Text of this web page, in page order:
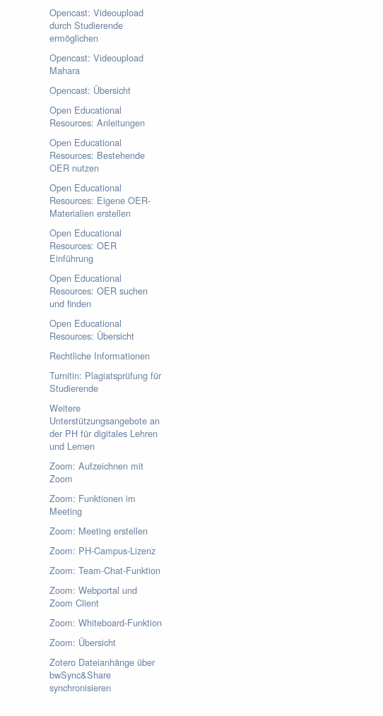
Opencast: Videoupload
durch Studierende
ermöglichen
Opencast: Videoupload
Mahara
Opencast: Übersicht
Open Educational
Resources: Anleitungen
Open Educational
Resources: Bestehende
OER nutzen
Open Educational
Resources: Eigene OER-
Materialien erstellen
Open Educational
Resources: OER
Einführung
Open Educational
Resources: OER suchen
und finden
Open Educational
Resources: Übersicht
Rechtliche Informationen
Turnitin: Plagiatsprüfung für
Studierende
Weitere
Unterstützungsangebote an
der PH für digitales Lehren
und Lernen
Zoom: Aufzeichnen mit
Zoom
Zoom: Funktionen im
Meeting
Zoom: Meeting erstellen
Zoom: PH-Campus-Lizenz
Zoom: Team-Chat-Funktion
Zoom: Webportal und
Zoom Client
Zoom: Whiteboard-Funktion
Zoom: Übersicht
Zotero Dateianhänge über
bwSync&Share
synchronisieren